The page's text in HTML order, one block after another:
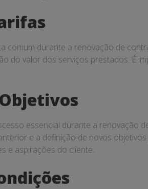
comum durante a renovação de
do valor dos serviços prestados. É
essencial durante a renovação
e a definição de novos
e aspirações do cliente.